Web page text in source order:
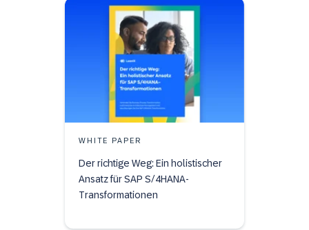
WHITE PAPER
Der richtige Weg: Ein holistischer
Ansatz für SAP S/4HANA-
Transformationen